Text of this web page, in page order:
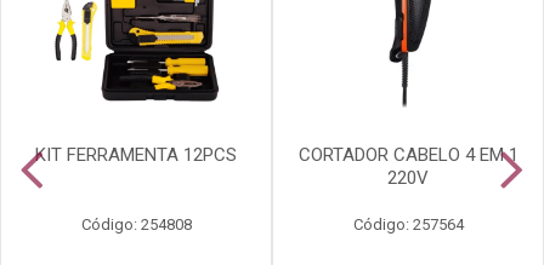
KIT FERRAMENTA 12PCS
Código: 254808
CORTADOR CABELO 4 EM 1
220V
Código: 257564